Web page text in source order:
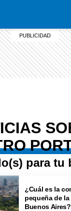
para tu
¿Cuál es la
pequeña de
Buenos Aires?